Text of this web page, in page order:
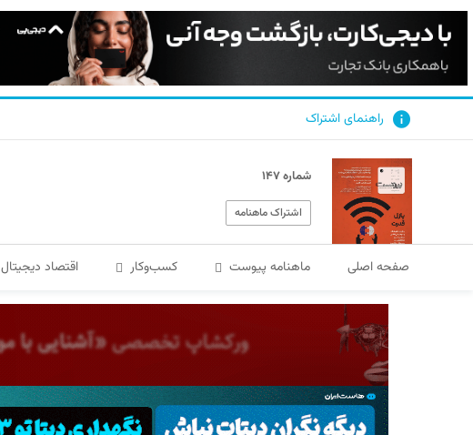
راهنمای اشتراک
شماره ۱۴۷
اشتراک ماهنامه
صفحه اصلی ماهنامه پیوست کسب‌و‌کار اقتصاد دیجیتال